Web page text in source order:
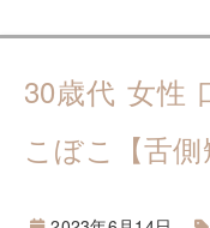
30歳代 女性
こぼこ【舌側